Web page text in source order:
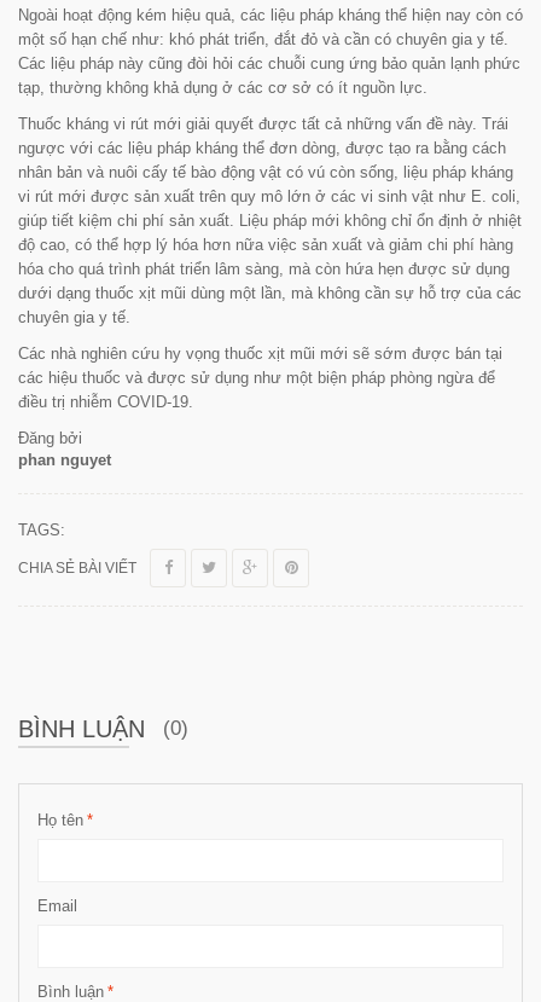
Ngoài hoạt động kém hiệu quả, các liệu pháp kháng thể hiện nay còn có
một số hạn chế như: khó phát triển, đắt đỏ và cần có chuyên gia y tế.
Các liệu pháp này cũng đòi hỏi các chuỗi cung ứng bảo quản lạnh phức
tạp, thường không khả dụng ở các cơ sở có ít nguồn lực.
Thuốc kháng vi rút mới giải quyết được tất cả những vấn đề này. Trái
ngược với các liệu pháp kháng thể đơn dòng, được tạo ra bằng cách
nhân bản và nuôi cấy tế bào động vật có vú còn sống, liệu pháp kháng
vi rút mới được sản xuất trên quy mô lớn ở các vi sinh vật như E. coli,
giúp tiết kiệm chi phí sản xuất. Liệu pháp mới không chỉ ổn định ở nhiệt
độ cao, có thể hợp lý hóa hơn nữa việc sản xuất và giảm chi phí hàng
hóa cho quá trình phát triển lâm sàng, mà còn hứa hẹn được sử dụng
dưới dạng thuốc xịt mũi dùng một lần, mà không cần sự hỗ trợ của các
chuyên gia y tế.
Các nhà nghiên cứu hy vọng thuốc xịt mũi mới sẽ sớm được bán tại
các hiệu thuốc và được sử dụng như một biện pháp phòng ngừa để
điều trị nhiễm COVID-19.
Đăng bởi
phan nguyet
TAGS:
CHIA SẺ BÀI VIẾT
BÌNH LUẬN (0)
*
Họ tên
Email
*
Bình luận